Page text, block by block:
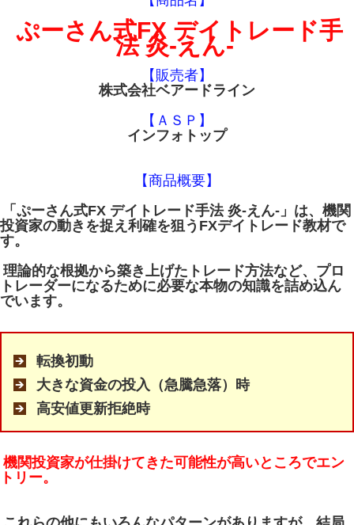
ぷーさん式FX デイトレード手
法 炎-えん-
【販売者】
株式会社ベアードライン
【ＡＳＰ】
インフォトップ
【商品概要】
「ぷーさん式FX デイトレード手法 炎-えん-」は、機関
投資家の動きを捉え利確を狙うFXデイトレード教材で
す。
理論的な根拠から築き上げたトレード方法など、プロ
トレーダーになるために必要な本物の知識を詰め込ん
でいます。
転換初動
大きな資金の投入（急騰急落）時
高安値更新拒絶時
機関投資家が仕掛けてきた可能性が高いところでエン
トリー。